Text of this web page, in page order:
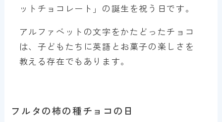
ットチョコレート」の誕生を祝う日です。
アルファベットの文字をかたどったチョコ
は、子どもたちに英語とお菓子の楽しさを
教える存在でもあります。
フルタの柿の種チョコの日